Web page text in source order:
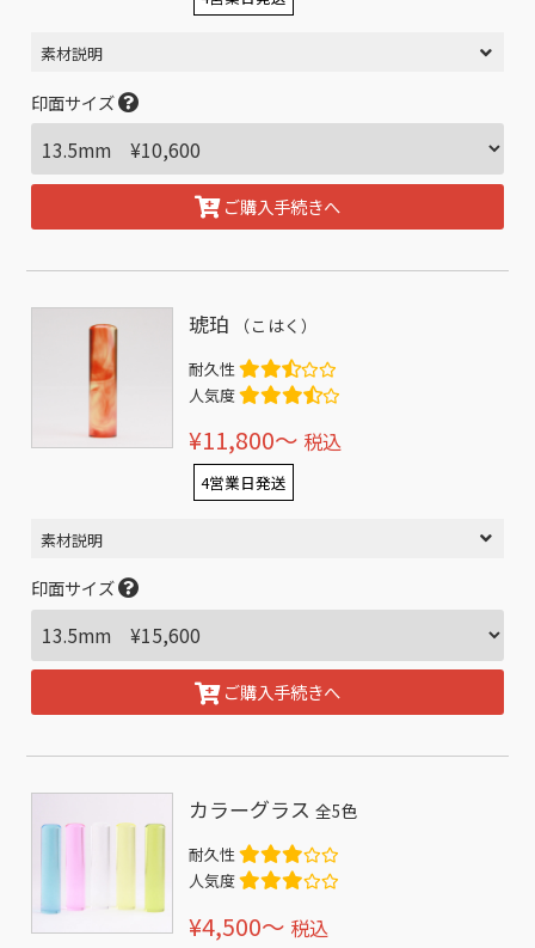
素材説明
印面サイズ
ご購入手続きへ
琥珀 （こはく）
耐久性
人気度
¥11,800〜 税込
4営業日発送
素材説明
印面サイズ
ご購入手続きへ
カラーグラス全5色
耐久性
人気度
¥4,500〜 税込